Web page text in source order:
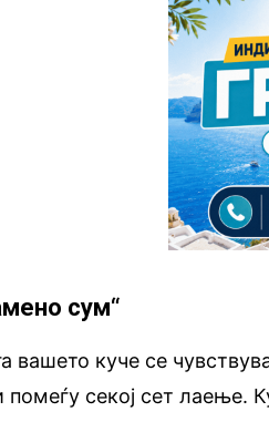
сум“
вашето куче се
помеѓу секој сет лаење.